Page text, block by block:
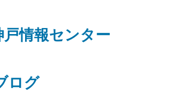
情報センター
ログ